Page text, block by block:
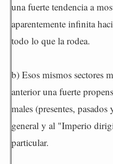
una fuerte tendencia a
aparentemente infinita
todo lo que la rodea.
b) Esos mismos sectores
anterior una fuerte
males (presentes,
general y al "Imperio
particular.